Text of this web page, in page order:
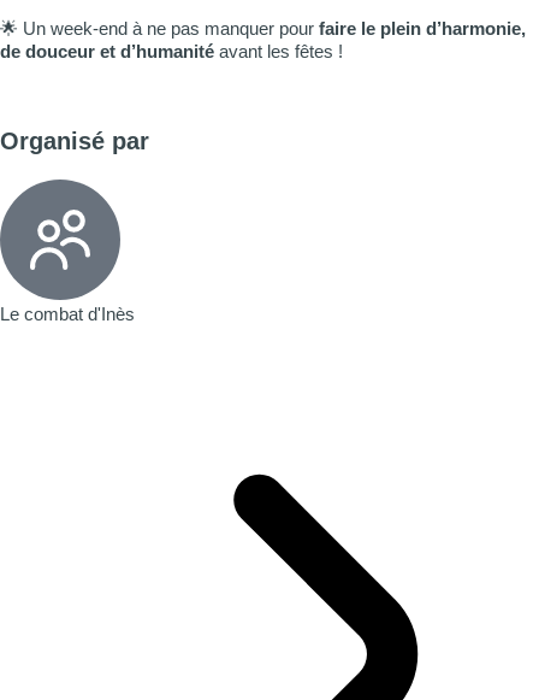
🌟 Un week-end à ne pas manquer pour faire le plein d’harmonie,
de douceur et d’humanité avant les fêtes !
Organisé par
Le combat d'Inès